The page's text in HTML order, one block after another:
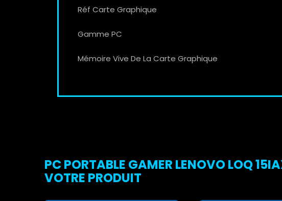
Réf Carte Graphique
Gamme PC
Mémoire Vive De La Carte Graphique
PC PORTABLE GAMER LENOVO LOQ
VOTRE PRODUIT